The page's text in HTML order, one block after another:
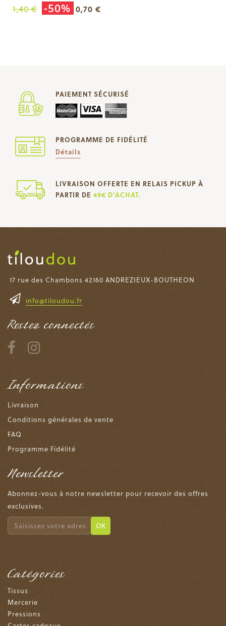
1,40 € -50% 0,70 €
PAIEMENT SÉCURISÉ
PROGRAMME DE FIDÉLITÉ
Détails
LIVRAISON OFFERTE EN RELAIS PICKUP À
PARTIR DE 49€ D'ACHAT.
17 rue des Chambons 42160 ANDREZIEUX-BOUTHEON
info@tiloudou.fr
Restez connectés
Informations
Livraison
Conditions générales de vente
FAQ
Programme Fidélité
Newsletter
Abonnez-vous à notre newsletter pour recevoir des offres
exclusives.
OK
Catégories
Tissus
Mercerie
Pressions